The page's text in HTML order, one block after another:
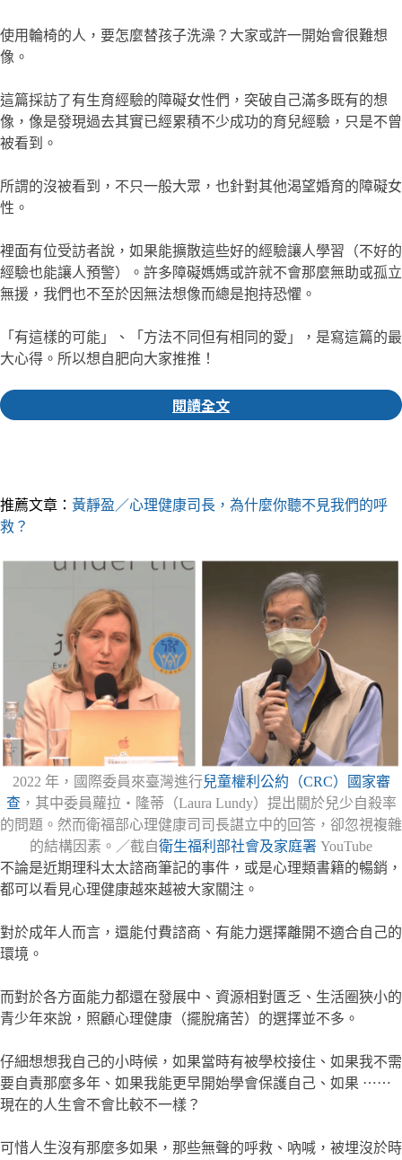
使用輪椅的人，要怎麼替孩子洗澡？大家或許一開始會很難想
像。
這篇採訪了有生育經驗的障礙女性們，突破自己滿多既有的想
像，像是發現過去其實已經累積不少成功的育兒經驗，只是不曾
被看到。
所謂的沒被看到，不只一般大眾，也針對其他渴望婚育的障礙女
性。
裡面有位受訪者說，如果能擴散這些好的經驗讓人學習（不好的
經驗也能讓人預警）。許多障礙媽媽或許就不會那麼無助或孤立
無援，我們也不至於因無法想像而總是抱持恐懼。
「有這樣的可能」、「方法不同但有相同的愛」，是寫這篇的最
大心得。所以想自肥向大家推推！
閱讀全文
推薦文章： 黃靜盈／心理健康司長，為什麼你聽不見我們的呼
救？
2022 年，國際委員來臺灣進行兒童權利公約（CRC）國家審
查，其中委員蘿拉・隆蒂（Laura Lundy）提出關於兒少自殺率
的問題。然而衛福部心理健康司司長諶立中的回答，卻忽視複雜
的結構因素。／截自衛生福利部社會及家庭署 YouTube
不論是近期理科太太諮商筆記的事件，或是心理類書籍的暢銷，
都可以看見心理健康越來越被大家關注。
對於成年人而言，還能付費諮商、有能力選擇離開不適合自己的
環境。
而對於各方面能力都還在發展中、資源相對匱乏、生活圈狹小的
青少年來說，照顧心理健康（擺脫痛苦）的選擇並不多。
仔細想想我自己的小時候，如果當時有被學校接住、如果我不需
要自責那麼多年、如果我能更早開始學會保護自己、如果 ⋯⋯
現在的人生會不會比較不一樣？
可惜人生沒有那麼多如果，那些無聲的呼救、吶喊，被埋沒於時